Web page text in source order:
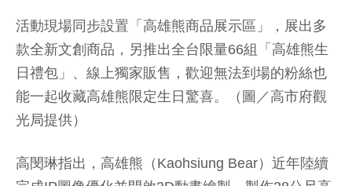
活動現場同步設置「高雄熊商品展示區」，展出多
款全新文創商品，另推出全台限量66組「高雄熊生
日禮包」、線上獨家販售，歡迎無法到場的粉絲也
能一起收藏高雄熊限定生日驚喜。（圖／高市府觀
光局提供）
高閔琳指出，高雄熊（Kaohsiung Bear）近年陸續